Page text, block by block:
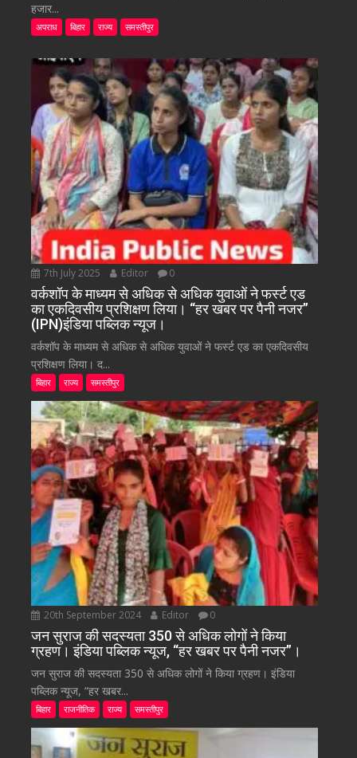
हजार...
अपराध बिहार राज्य समस्तीपुर
7th July 2025 Editor 0
वर्कशॉप के माध्यम से अधिक से अधिक युवाओं ने फर्स्ट एड
का एकदिवसीय प्रशिक्षण लिया। “हर खबर पर पैनी नजर”
(IPN)इंडिया पब्लिक न्यूज।
वर्कशॉप के माध्यम से अधिक से अधिक युवाओं ने फर्स्ट एड का एकदिवसीय
प्रशिक्षण लिया। द...
बिहार राज्य समस्तीपुर
20th September 2024 Editor 0
जन सुराज की सदस्यता 350 से अधिक लोगों ने किया
ग्रहण। इंडिया पब्लिक न्यूज, “हर खबर पर पैनी नजर”।
जन सुराज की सदस्यता 350 से अधिक लोगों ने किया ग्रहण। इंडिया
पब्लिक न्यूज, “हर खबर...
बिहार राजनीतिक राज्य समस्तीपुर